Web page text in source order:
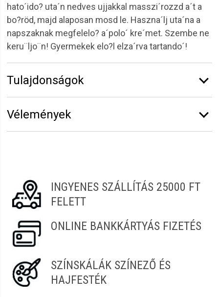
hato´ido? uta´n nedves ujjakkal masszi´rozzd a´t a
bo?röd, majd alaposan mosd le. Haszna´lj uta´na a
napszaknak megfelelo? a´polo´ kre´met. Szembe ne
keru¨ljo¨n! Gyermekek elo?l elza´rva tartando´!
Tulajdonságok
Kiszerelés:
Funkció:
Arcmaszkok
Vélemények
Renáta 2021.12.03. 09:48
INGYENES SZÁLLÍTÁS 25000 FT
FELETT
ONLINE BANKKÁRTYÁS FIZETÉS
SZÍNSKÁLÁK SZÍNEZŐ ÉS
HAJFESTÉK